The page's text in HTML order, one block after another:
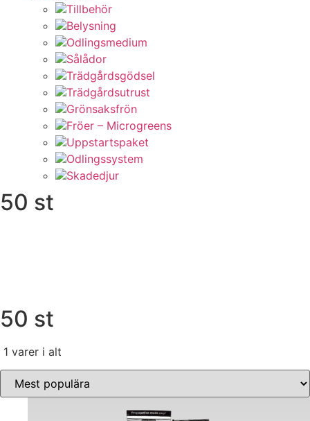
Tillbehör
Belysning
Odlingsmedium
Sålådor
Trädgårdsgödsel
Trädgårdsutrust
Grönsaksfrön
Fröer – Microgreens
Uppstartspaket
Odlingssystem
Skadedjur
50 st
50 st
1 varer i alt
efter
popularitet